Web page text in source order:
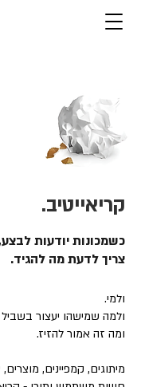
קריאייטיב.
כשמכונות יודעות
צריך לדעת מה להגיד.
ולמי.
ולמה שמישהו יעצור
ומה זה אמור להזיז.
מיתוגים, קמפיינים,